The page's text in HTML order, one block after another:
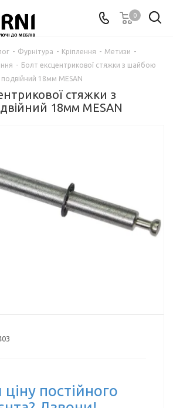
0
- Фурнітура - Кріплення - Метизи -
- Болт ексцентрикової стяжки з шайбою
подвійний 18мм MESAN
стяжки з
18мм MESAN
постійного